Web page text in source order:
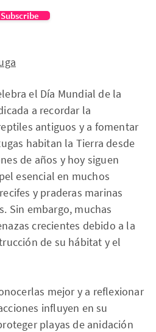
Subscribe
el Día Mundial de la
a recordar la
antiguos y a fomentar
habitan la Tierra desde
de años y hoy siguen
esencial en muchos
y praderas marinas
Sin embargo, muchas
crecientes debido a la
de su hábitat y el
mejor y a reflexionar
influyen en su
playas de anidación